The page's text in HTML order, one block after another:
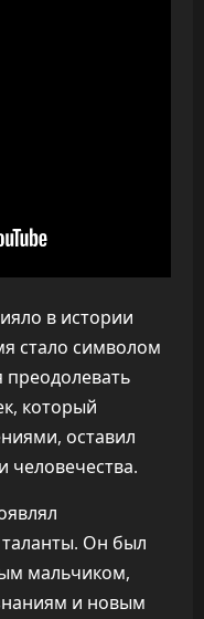
в истории
стало символом
который
оставил
человечества.
Он был
мальчиком,
и новым